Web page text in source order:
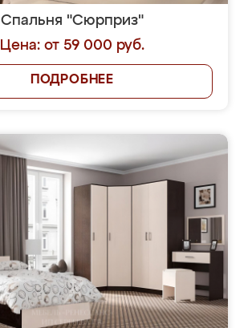
Спальня "Сюрприз"
Цена: от 59 000 руб.
ПОДРОБНЕЕ